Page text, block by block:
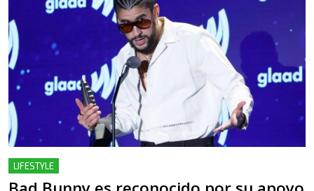
LIFESTYLE